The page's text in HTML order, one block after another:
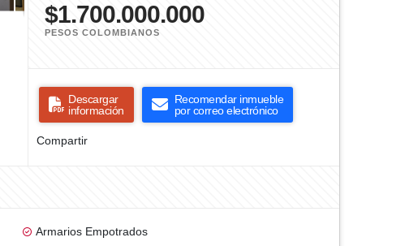
$1.700.000.000
PESOS COLOMBIANOS
Descargar
información
Recomendar inmueble
por correo electrónico
Compartir
Armarios Empotrados